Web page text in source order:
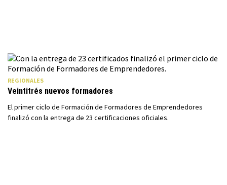
REGIONALES
Veintitrés nuevos formadores
El primer ciclo de Formación de Formadores de Emprendedores
finalizó con la entrega de 23 certificaciones oficiales.